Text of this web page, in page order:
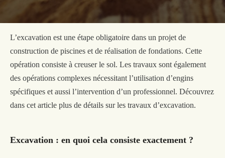
L’excavation est une étape obligatoire dans un projet de
construction de piscines et de réalisation de fondations. Cette
opération consiste à creuser le sol. Les travaux sont également
des opérations complexes nécessitant l’utilisation d’engins
spécifiques et aussi l’intervention d’un professionnel. Découvrez
dans cet article plus de détails sur les travaux d’excavation.
Excavation : en quoi cela consiste exactement ?